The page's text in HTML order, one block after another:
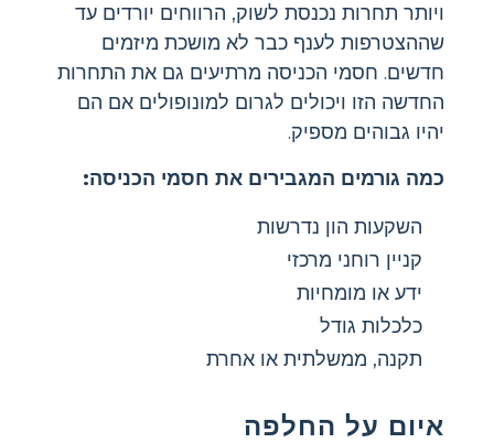
ויותר תחרות נכנסת לשוק, הרווחים יורדים עד
שההצטרפות לענף כבר לא מושכת מיזמים
חדשים. חסמי הכניסה מרתיעים גם את התחרות
החדשה הזו ויכולים לגרום למונופולים אם הם
יהיו גבוהים מספיק.
כמה גורמים המגבירים את חסמי הכניסה:
השקעות הון נדרשות
קניין רוחני מרכזי
ידע או מומחיות
כלכלות גודל
תקנה, ממשלתית או אחרת
איום על החלפה